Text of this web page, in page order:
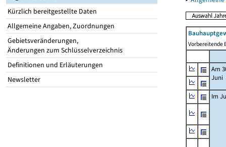
Kürzlich bereitgestellte Daten
Allgemeine Angaben, Zuordnungen
Gebietsveränderungen,
Änderungen zum Schlüsselverzeichnis
Definitionen und Erläuterungen
Newsletter
Vorbereitende
Am
Juni
Im